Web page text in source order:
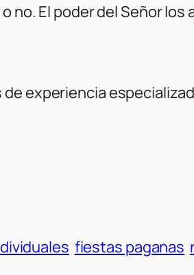
no. El poder del Señor los
experiencia
fiestas paganas